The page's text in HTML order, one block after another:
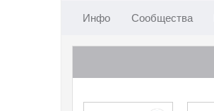
Инфо Сообщества